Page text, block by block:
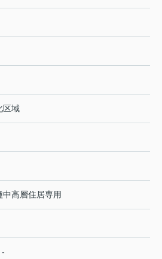
区域
中高層住居専用
-